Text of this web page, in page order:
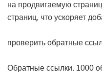
на продвигаемую
страниц, что ускоряет
проверить обратные
Обратные ссылки. 1000